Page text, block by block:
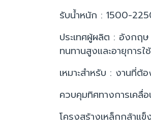
รับน้ำหนัก : 1500-
ประเทศผู้ผลิต : อังกฤ
ทนทานสูงและอายุการใ
เหมาะสำหรับ : งานที่ต้
ควบคุมทิศทางการเค
โครงสร้างเหล็กกล้าแ